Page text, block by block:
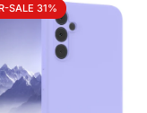
SALE 31%